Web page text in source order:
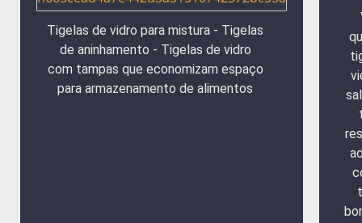
Tigelas de vidro para mistura - Tigelas
de aninhamento - Tigelas de vidro
com tampas que economizam espaço
para armazenamento de alimentos